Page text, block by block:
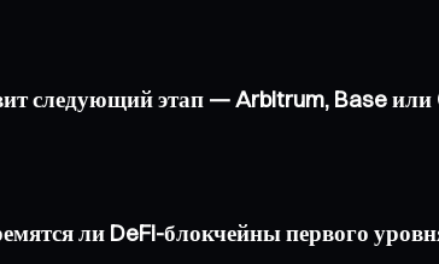
следующий этап — Arbitrum, Base
ли DeFi-блокчейны первого